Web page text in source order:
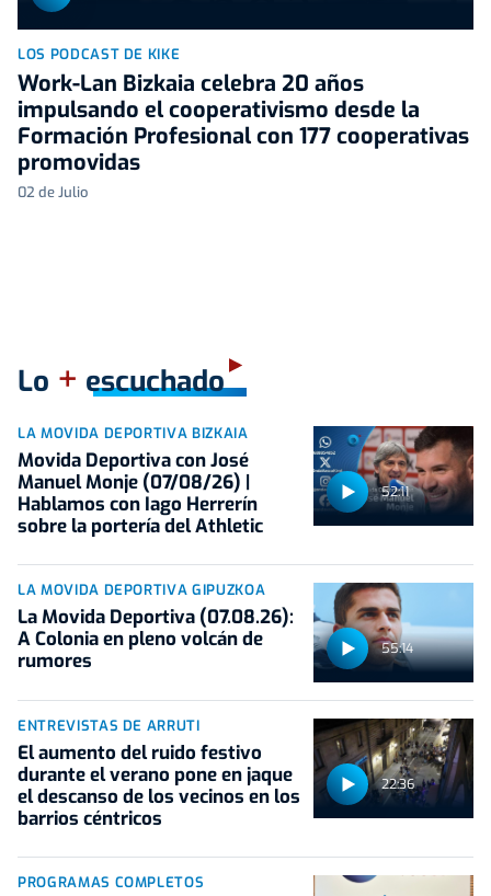
LOS PODCAST DE KIKE
Work-Lan Bizkaia celebra 20 años
impulsando el cooperativismo desde la
Formación Profesional con 177 cooperativas
promovidas
02 de Julio
Lo + escuchado
52:11
LA MOVIDA DEPORTIVA BIZKAIA
Movida Deportiva con José
Manuel Monje (07/08/26) |
Hablamos con Iago Herrerín
sobre la portería del Athletic
55:14
LA MOVIDA DEPORTIVA GIPUZKOA
La Movida Deportiva (07.08.26):
A Colonia en pleno volcán de
rumores
22:36
ENTREVISTAS DE ARRUTI
El aumento del ruido festivo
durante el verano pone en jaque
el descanso de los vecinos en los
barrios céntricos
PROGRAMAS COMPLETOS